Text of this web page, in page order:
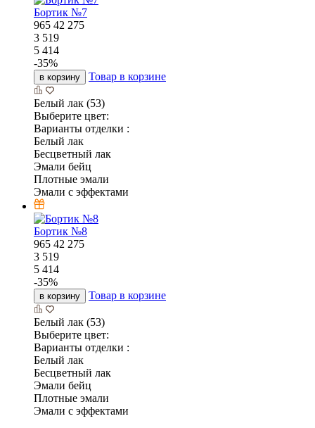
Бортик №7
965 42 275
3 519
5 414
-35%
в корзину Товар в корзине
Белый лак (53)
Выберите цвет:
Варианты отделки :
Белый лак
Бесцветный лак
Эмали бейц
Плотные эмали
Эмали с эффектами
Бортик №8
965 42 275
3 519
5 414
-35%
в корзину Товар в корзине
Белый лак (53)
Выберите цвет:
Варианты отделки :
Белый лак
Бесцветный лак
Эмали бейц
Плотные эмали
Эмали с эффектами